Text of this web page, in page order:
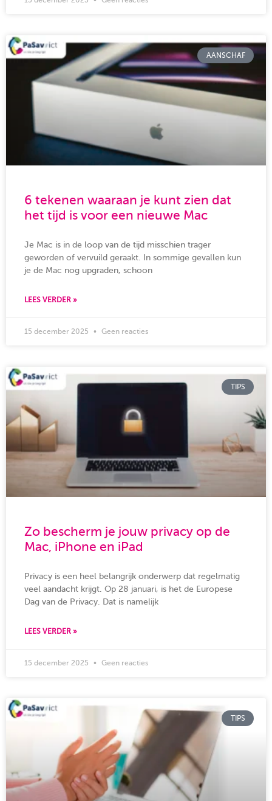
AANSCHAF
6 tekenen waaraan je kunt zien dat
het tijd is voor een nieuwe Mac
Je Mac is in de loop van de tijd misschien trager
geworden of vervuild geraakt. In sommige gevallen kun
je de Mac nog upgraden, schoon
LEES VERDER »
15 december 2025 Geen reacties
TIPS
Zo bescherm je jouw privacy op de
Mac, iPhone en iPad
Privacy is een heel belangrijk onderwerp dat regelmatig
veel aandacht krijgt. Op 28 januari, is het de Europese
Dag van de Privacy. Dat is namelijk
LEES VERDER »
15 december 2025 Geen reacties
TIPS